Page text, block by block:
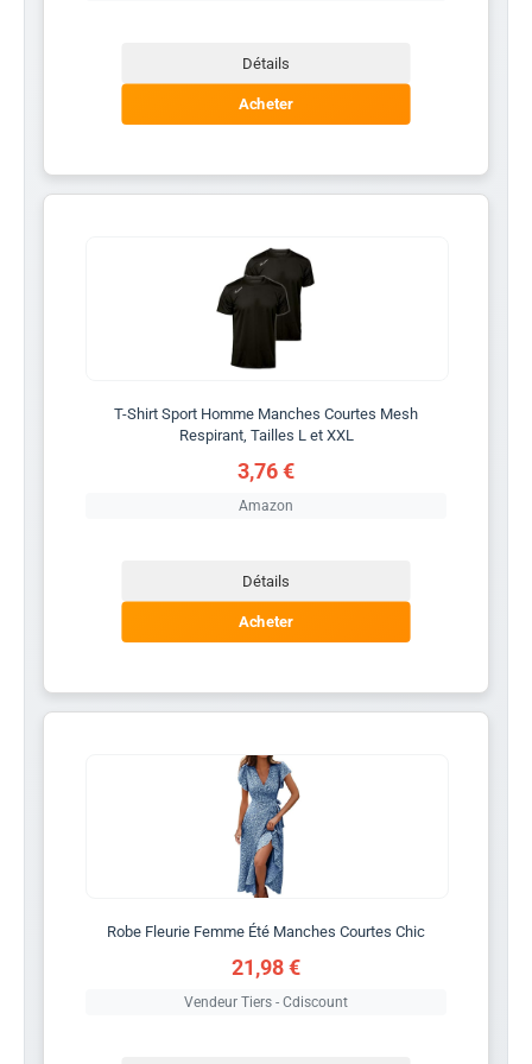
Détails
Acheter
T-Shirt Sport Homme Manches Courtes Mesh
Respirant, Tailles L et XXL
3,76 €
Amazon
Détails
Acheter
Robe Fleurie Femme Été Manches Courtes Chic
21,98 €
Vendeur Tiers - Cdiscount